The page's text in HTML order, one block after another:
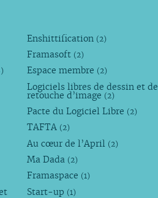
Enshittification (2)
Framasoft (2)
Espace membre (2)
Logiciels libres de dessin et de
retouche d’image (2)
Pacte du Logiciel Libre (2)
TAFTA (2)
Au cœur de l’April (2)
Ma Dada (2)
Framaspace (1)
Start-up (1)